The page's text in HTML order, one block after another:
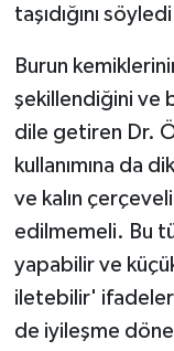
taşıdığını
Burun
şekillendiğini ve
dile getiren Dr.
kullanımına da
ve kalın
edilmemeli. Bu
yapabilir ve
iletebilir'
de iyileşme